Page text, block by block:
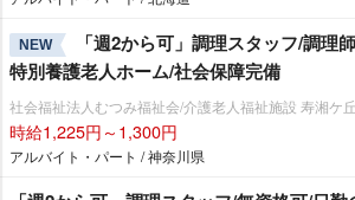
NEW
「週2から可」調理スタッフ/調理
特別養護老人ホーム/社会保障完備
社会福祉法人むつみ福祉会/介護老人福祉施設 寿湘ケ
時給1,225円～1,300円
アルバイト・パート / 神奈川県